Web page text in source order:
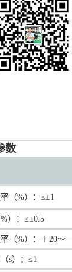
数
（%）：≤±1
）：≤±0.5
（%）：＋20～
s）：≤1